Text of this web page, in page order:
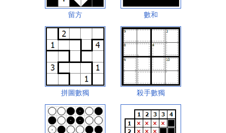
留方 數和
拼圖數獨 殺手數獨